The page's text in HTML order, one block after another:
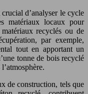
d’analyser le cycle
matériaux locaux pour
recyclés ou de
par exemple,
tout en apportant un
tonne de bois recyclé
de construction, tels que